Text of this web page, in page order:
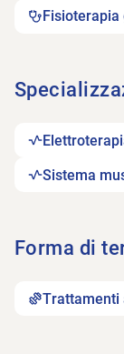
Fisioterapia
Sistema
Forma di
Trattamenti